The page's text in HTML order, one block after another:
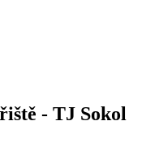
- TJ Sokol